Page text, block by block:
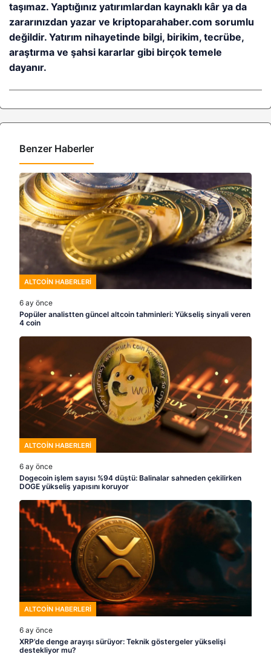
taşımaz. Yaptığınız yatırımlardan kaynaklı kâr ya da
zararınızdan yazar ve kriptoparahaber.com sorumlu
değildir. Yatırım nihayetinde bilgi, birikim, tecrübe,
araştırma ve şahsi kararlar gibi birçok temele
dayanır.
Benzer Haberler
ALTCOIN HABERLERI
6 ay önce
Popüler analistten güncel altcoin tahminleri: Yükseliş sinyali veren
4 coin
ALTCOIN HABERLERI
6 ay önce
Dogecoin işlem sayısı %94 düştü: Balinalar sahneden çekilirken
DOGE yükseliş yapısını koruyor
ALTCOIN HABERLERI
6 ay önce
XRP’de denge arayışı sürüyor: Teknik göstergeler yükselişi
destekliyor mu?